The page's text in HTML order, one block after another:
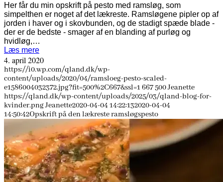
Her får du min opskrift på pesto med ramsløg, som
simpelthen er noget af det lækreste. Ramsløgene pipler op af
jorden i haver og i skovbunden, og de stadigt spæde blade -
der er de bedste - smager af en blanding af purløg og
hvidløg,…
Læs mere
4. april 2020
https://i0.wp.com/qland.dk/wp-
content/uploads/2020/04/ramsloeg-pesto-scaled-
e1586004032372.jpg?fit=500%2C667&ssl=1 667500Jeanette
https://qland.dk/wp-content/uploads/2025/03/qland-blog-for-
kvinder.pngJeanette2020-04-04 14:22:132020-04-04
14:50:42Opskrift på den lækreste ramsløgspesto